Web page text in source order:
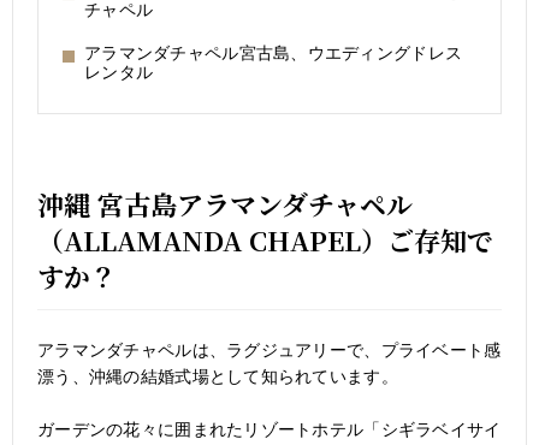
チャペル
アラマンダチャペル宮古島、ウエディングドレス
レンタル
沖縄 宮古島アラマンダチャペル
（ALLAMANDA CHAPEL）ご存知で
すか？
アラマンダチャペルは、ラグジュアリーで、プライベート感
漂う、沖縄の結婚式場として知られています。
ガーデンの花々に囲まれたリゾートホテル「シギラベイサイ